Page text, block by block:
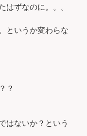
はずなのに。。。
というか変わらな
？
はないか？という